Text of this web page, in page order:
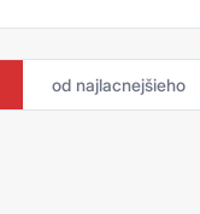
od najlacnejšieho